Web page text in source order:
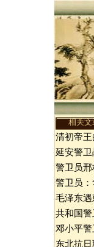
相关文
清初帝王
延安警
警卫员
警卫员
毛泽东
共和国
邓小平
东北抗